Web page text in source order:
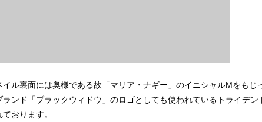
イル裏面には奥様である故「マリア・ナギー」のイニシャルMをもじ
ランド「ブラックウィドウ」のロゴとしても使われているトライデン
ております。